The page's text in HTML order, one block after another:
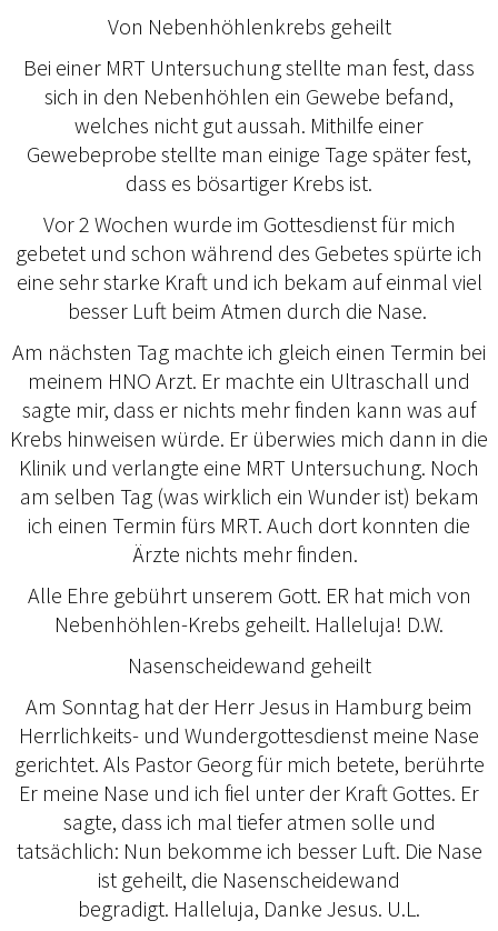
Von Nebenhöhlenkrebs geheilt
Bei einer MRT Untersuchung stellte man fest, dass
sich in den Nebenhöhlen ein Gewebe befand,
welches nicht gut aussah. Mithilfe einer
Gewebeprobe stellte man einige Tage später fest,
dass es bösartiger Krebs ist.
Vor 2 Wochen wurde im Gottesdienst für mich
gebetet und schon während des Gebetes spürte ich
eine sehr starke Kraft und ich bekam auf einmal viel
besser Luft beim Atmen durch die Nase.
Am nächsten Tag machte ich gleich einen Termin bei
meinem HNO Arzt. Er machte ein Ultraschall und
sagte mir, dass er nichts mehr finden kann was auf
Krebs hinweisen würde. Er überwies mich dann in die
Klinik und verlangte eine MRT Untersuchung. Noch
am selben Tag (was wirklich ein Wunder ist) bekam
ich einen Termin fürs MRT. Auch dort konnten die
Ärzte nichts mehr finden.
Alle Ehre gebührt unserem Gott. ER hat mich von
Nebenhöhlen-Krebs geheilt. Halleluja! D.W.
Nasenscheidewand geheilt
Am Sonntag hat der Herr Jesus in Hamburg beim
Herrlichkeits- und Wundergottesdienst meine Nase
gerichtet. Als Pastor Georg für mich betete, berührte
Er meine Nase und ich fiel unter der Kraft Gottes. Er
sagte, dass ich mal tiefer atmen solle und
tatsächlich: Nun bekomme ich besser Luft. Die Nase
ist geheilt, die Nasenscheidewand
begradigt. Halleluja, Danke Jesus. U.L.